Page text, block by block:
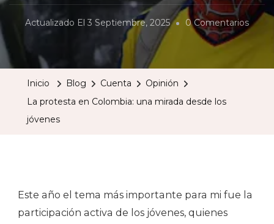
Actualizado El 3 Septiembre, 2025 0 ComentariosEn
Inicio Blog Cuenta
Opinión
La protesta en Colombia: una mirada desde los
jóvenes
Este año el tema más importante para mi fue la
participación activa de los jóvenes, quienes